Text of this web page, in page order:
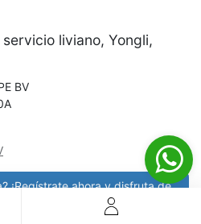
liviano, Yongli,
BV
¡Regístrate ahora y disfruta de
en tus compras! 🚀